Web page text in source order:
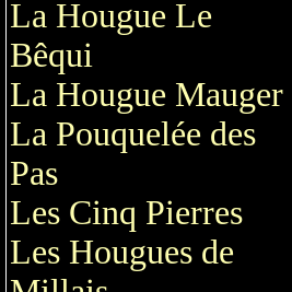
La Hougue Le
Bêqui
La Hougue Mauger
La Pouquelée des
Pas
Les Cinq Pierres
Les Hougues de